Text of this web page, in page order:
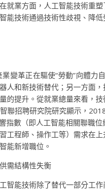
就業方面，人工智能技術重
能技術通過技術性歧視、降
變革正在驅使“勞動”向體
人和新技術替代；另一方面
的提升。從就業總量來看，
聯招聘研究院研究顯示，
數（即人工智能相關聯職
工程師、操作工等）需求在
能新增職位。
需結構性失衡
智能技術除了替代一部分工